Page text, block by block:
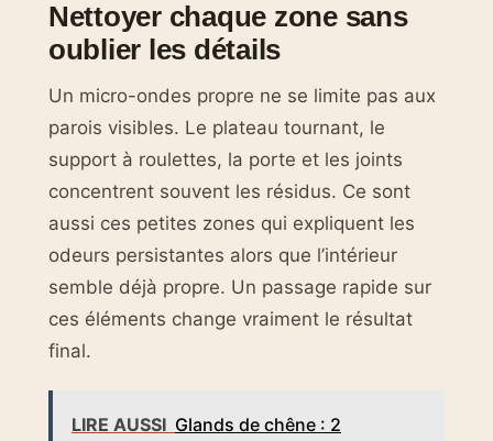
Nettoyer chaque zone sans
oublier les détails
Un micro-ondes propre ne se limite pas aux
parois visibles. Le plateau tournant, le
support à roulettes, la porte et les joints
concentrent souvent les résidus. Ce sont
aussi ces petites zones qui expliquent les
odeurs persistantes alors que l’intérieur
semble déjà propre. Un passage rapide sur
ces éléments change vraiment le résultat
final.
LIRE AUSSI Glands de chêne : 2